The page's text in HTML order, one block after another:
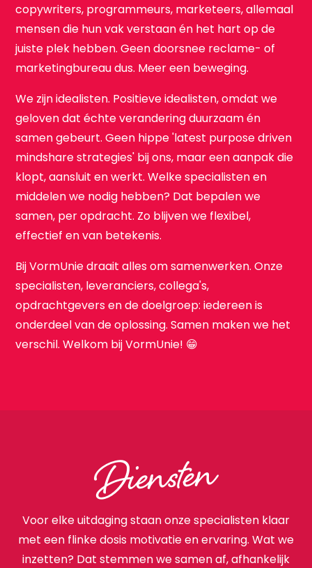
copywriters, programmeurs, marketeers, allemaal
mensen die hun vak verstaan én het hart op de
juiste plek hebben. Geen doorsnee reclame- of
marketingbureau dus. Meer een beweging.
We zijn idealisten. Positieve idealisten, omdat we
geloven dat échte verandering duurzaam én
samen gebeurt. Geen hippe 'latest purpose driven
mindshare strategies' bij ons, maar een aanpak die
klopt, aansluit en werkt. Welke specialisten en
middelen we nodig hebben? Dat bepalen we
samen, per opdracht. Zo blijven we flexibel,
effectief en van betekenis.
Bij VormUnie draait alles om samenwerken. Onze
specialisten, leveranciers, collega's,
opdrachtgevers en de doelgroep: iedereen is
onderdeel van de oplossing. Samen maken we het
verschil. Welkom bij VormUnie! 😁
Diensten
Voor elke uitdaging staan onze specialisten klaar
met een flinke dosis motivatie en ervaring. Wat we
inzetten? Dat stemmen we samen af, afhankelijk